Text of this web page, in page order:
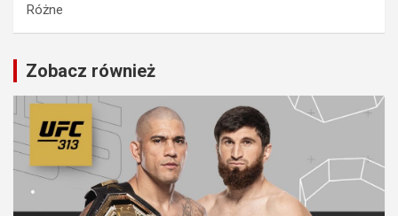
Różne
Zobacz również